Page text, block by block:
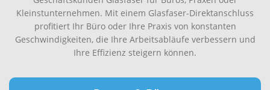
Kleinstunternehmen. Mit einem Glasfaser-Direktanschluss
profitiert Ihr Büro oder Ihre Praxis von konstanten
Geschwindigkeiten, die Ihre Arbeitsabläufe verbessern und
Ihre Effizienz steigern können.